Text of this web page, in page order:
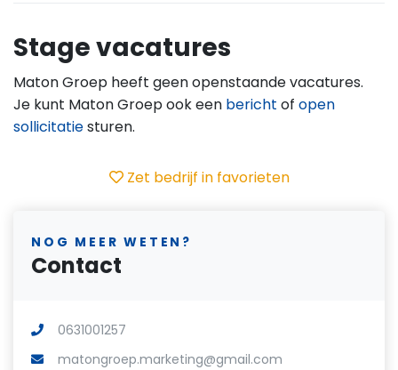
Stage vacatures
Maton Groep heeft geen openstaande vacatures.
Je kunt Maton Groep ook een bericht of open
sollicitatiesturen.
Zet bedrijf in favorieten
NOG MEER WETEN?
Contact
0631001257
matongroep.marketing@gmail.com